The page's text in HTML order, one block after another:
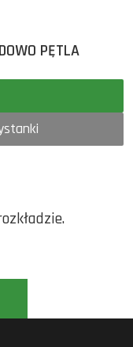
PĘTLA